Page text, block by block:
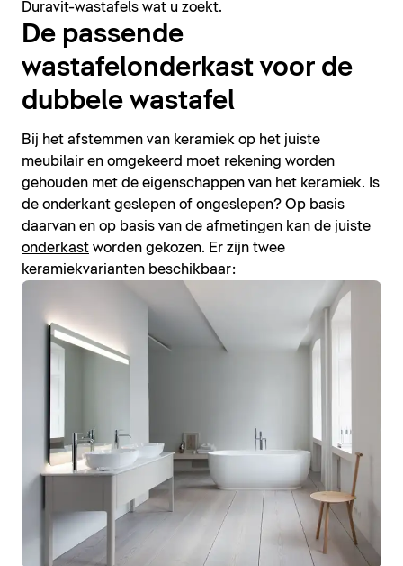
Duravit-wastafels wat u zoekt.
De passende
wastafelonderkast voor de
dubbele wastafel
Bij het afstemmen van keramiek op het juiste
meubilair en omgekeerd moet rekening worden
gehouden met de eigenschappen van het keramiek. Is
de onderkant geslepen of ongeslepen? Op basis
daarvan en op basis van de afmetingen kan de juiste
onderkast worden gekozen. Er zijn twee
keramiekvarianten beschikbaar: